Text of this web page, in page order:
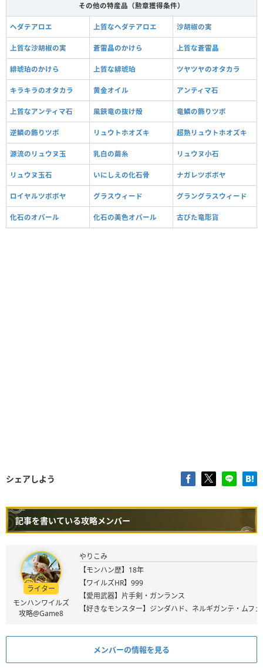
その他の特産品（勲章獲得条件）
ヘダテアロエ 上質なヘダテアロエ 沙胡椒の実
上質な沙胡椒の実 蒼雷晶のかけら 上質な蒼雷晶
緋琥珀のかけら 上質な緋琥珀 ツヤツヤのオタカラ
キラキラのオタカラ 黄金オイル アンティマ石
上質なアンティマ石 風鋏竜の抜け殻 竜鱗の飾りツボ
逆鱗の飾りツボ リュウトホオズキ 超熟リュウトホオズキ
源流のリュウヌ玉 乳白の繭糸 リュウヌ小石
リュウヌ玉石 いにしえの化石骨 ナガレツボボヤ
ロイヤルツボボヤ グラスウィード グラングラスウィード
化石のオパール 化石の美色オパール 古びた竜彫貨
シェアしよう
記事を書いている攻略メンバー
ライター
モンハンワイルズ
攻略@Game8
やりこみ
【モンハン歴】18年
【ワイルズHR】999
【愛用武器】片手剣・ガンランス
【好きなモンスター】ジンダハド、ネルギガンテ・ムフ
メンバーの情報を見る